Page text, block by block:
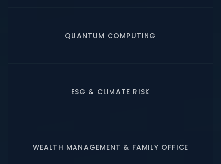
QUANTUM COMPUTING
ESG & CLIMATE RISK
WEALTH MANAGEMENT & FAMILY OFFICE